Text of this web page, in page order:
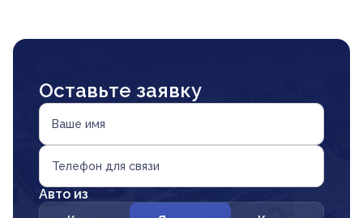
Оставьте заявку
Ваше имя
Телефон для связи
Авто из